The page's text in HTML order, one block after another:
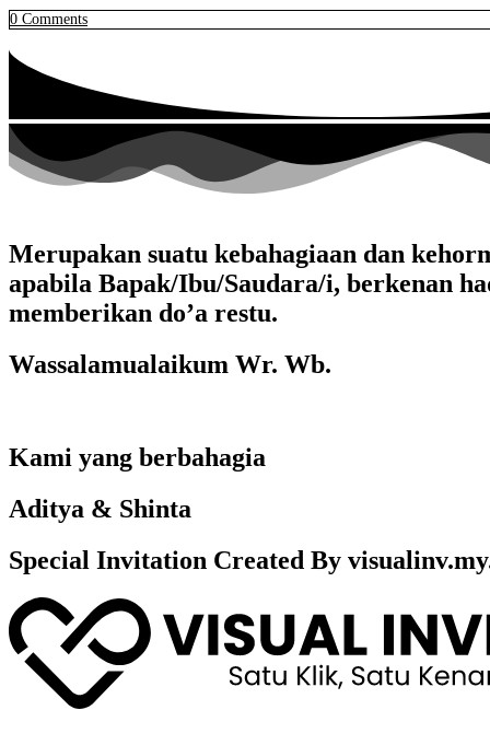
0 Comments
Merupakan suatu kebahagiaan dan
apabila Bapak/Ibu/Saudara/i, berkenan
memberikan do’a restu.
Wassalamualaikum Wr. Wb.
Kami yang berbahagia
Aditya & Shinta
Special Invitation Created By